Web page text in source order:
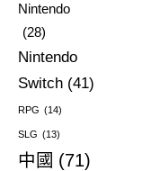
Nintendo
(28)
Nintendo
Switch (41)
RPG (14)
SLG (13)
中國 (71)